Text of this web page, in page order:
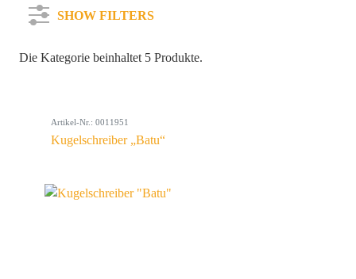
SHOW FILTERS
Farbe
Die Kategorie beinhaltet 5 Produkte.
Artikel-Nr.: 0011951
Kugelschreiber „Batu“